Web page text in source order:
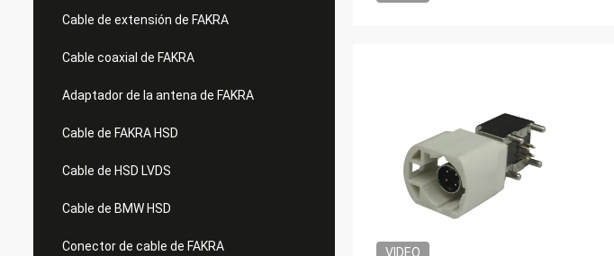
Cable de extensión de FAKRA
Cable coaxial de FAKRA
Adaptador de la antena de FAKRA
Cable de FAKRA HSD
Cable de HSD LVDS
Cable de BMW HSD
Conector de cable de FAKRA VIDEO